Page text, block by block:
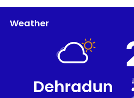
Weather
Dehradun